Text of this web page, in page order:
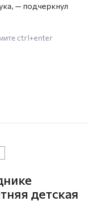
— подчеркнул
ctrl+enter
детская